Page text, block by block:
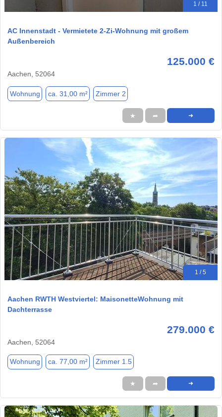
1 / 11
AC Innenstadt - Vermietete 2-Zi-Wohnung mit großem
Außenbereich
125.000 €
Aachen, 52064
Wohnung ca. 31,00 m² Zimmer 2
★ ➦ ➜
1 / 5
Aachen RWTH Westviertel: MaisonetteWohnung mit
Dachterrasse
279.000 €
Aachen, 52064
Wohnung ca. 77,00 m² Zimmer 1.5
★ ➦ ➜